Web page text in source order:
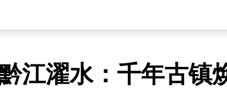
江濯水：千年古镇